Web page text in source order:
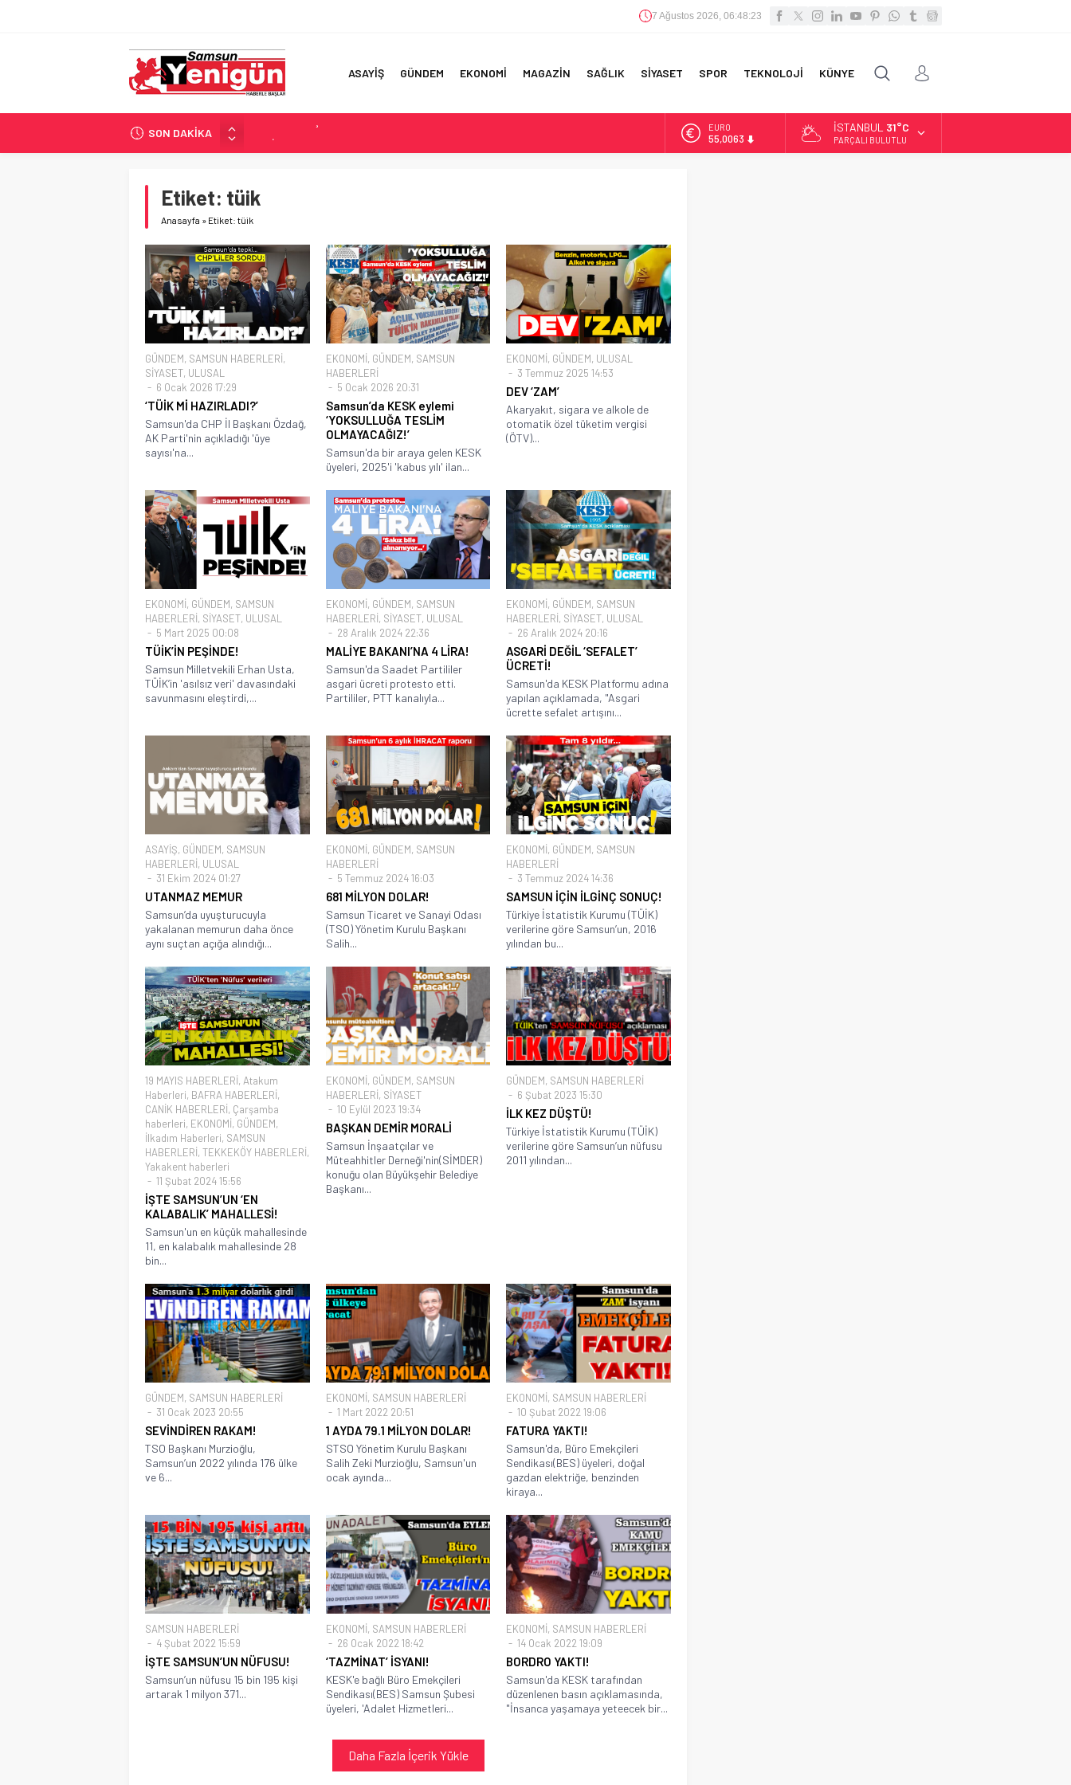
7 Ağustos 2026, 06:48:24
ASAYİŞ GÜNDEM EKONOMİ MAGAZİN SAĞLIK SİYASET SPOR TEKNOLOJİ KÜNYE
SON DAKİKA
SAMSUNSPOR’DA HEDEF 5’İNCİLİK!
İŞTE FINDIK FİYATI!
YÖNETİCİ SEÇERKEN YAPILAN EN BÜYÜK HATALAR
EURO
55,0063
İSTANBUL 31°C
PARÇALI BULUTLU
Etiket: tüik
Anasayfa » Etiket: tüik
GÜNDEM, SAMSUN HABERLERİ,
SİYASET, ULUSAL
6 Ocak 2026 17:29
‘TÜİK Mİ HAZIRLADI?’
Samsun'da CHP İl Başkanı Özdağ,
AK Parti'nin açıkladığı 'üye
sayısı'na...
EKONOMİ, GÜNDEM, SAMSUN
HABERLERİ
5 Ocak 2026 20:31
Samsun’da KESK eylemi
‘YOKSULLUĞA TESLİM
OLMAYACAĞIZ!’
Samsun'da bir araya gelen KESK
üyeleri, 2025'i 'kabus yılı' ilan...
EKONOMİ, GÜNDEM, ULUSAL
3 Temmuz 2025 14:53
DEV ‘ZAM’
Akaryakıt, sigara ve alkole de
otomatik özel tüketim vergisi
(ÖTV)...
EKONOMİ, GÜNDEM, SAMSUN
HABERLERİ, SİYASET, ULUSAL
5 Mart 2025 00:08
TÜİK’İN PEŞİNDE!
Samsun Milletvekili Erhan Usta,
TÜİK’in 'asılsız veri' davasındaki
savunmasını eleştirdi,...
EKONOMİ, GÜNDEM, SAMSUN
HABERLERİ, SİYASET, ULUSAL
28 Aralık 2024 22:36
MALİYE BAKANI’NA 4 LİRA!
Samsun'da Saadet Partililer
asgari ücreti protesto etti.
Partililer, PTT kanalıyla...
EKONOMİ, GÜNDEM, SAMSUN
HABERLERİ, SİYASET, ULUSAL
26 Aralık 2024 20:16
ASGARİ DEĞİL ‘SEFALET’
ÜCRETİ!
Samsun'da KESK Platformu adına
yapılan açıklamada, "Asgari
ücrette sefalet artışını...
ASAYİŞ, GÜNDEM, SAMSUN
HABERLERİ, ULUSAL
31 Ekim 2024 01:27
UTANMAZ MEMUR
Samsun’da uyuşturucuyla
yakalanan memurun daha önce
aynı suçtan açığa alındığı...
EKONOMİ, GÜNDEM, SAMSUN
HABERLERİ
5 Temmuz 2024 16:03
681 MİLYON DOLAR!
Samsun Ticaret ve Sanayi Odası
(TSO) Yönetim Kurulu Başkanı
Salih...
EKONOMİ, GÜNDEM, SAMSUN
HABERLERİ
3 Temmuz 2024 14:36
SAMSUN İÇİN İLGİNÇ SONUÇ!
Türkiye İstatistik Kurumu (TÜİK)
verilerine göre Samsun’un, 2016
yılından bu...
19 MAYIS HABERLERİ, Atakum
Haberleri, BAFRA HABERLERİ,
CANİK HABERLERİ, Çarşamba
haberleri, EKONOMİ, GÜNDEM,
İlkadım Haberleri, SAMSUN
HABERLERİ, TEKKEKÖY HABERLERİ,
Yakakent haberleri
11 Şubat 2024 15:56
İŞTE SAMSUN’UN ‘EN
KALABALIK’ MAHALLESİ!
Samsun'un en küçük mahallesinde
11, en kalabalık mahallesinde 28
bin...
EKONOMİ, GÜNDEM, SAMSUN
HABERLERİ, SİYASET
10 Eylül 2023 19:34
BAŞKAN DEMİR MORALİ
Samsun İnşaatçılar ve
Müteahhitler Derneği'nin(SİMDER)
konuğu olan Büyükşehir Belediye
Başkanı...
GÜNDEM, SAMSUN HABERLERİ
6 Şubat 2023 15:30
İLK KEZ DÜŞTÜ!
Türkiye İstatistik Kurumu (TÜİK)
verilerine göre Samsun’un nüfusu
2011 yılından...
GÜNDEM, SAMSUN HABERLERİ
31 Ocak 2023 20:55
SEVİNDİREN RAKAM!
TSO Başkanı Murzioğlu,
Samsun’un 2022 yılında 176 ülke
ve 6...
EKONOMİ, SAMSUN HABERLERİ
1 Mart 2022 20:51
1 AYDA 79.1 MİLYON DOLAR!
STSO Yönetim Kurulu Başkanı
Salih Zeki Murzioğlu, Samsun'un
ocak ayında...
EKONOMİ, SAMSUN HABERLERİ
10 Şubat 2022 19:06
FATURA YAKTI!
Samsun'da, Büro Emekçileri
Sendikası(BES) üyeleri, doğal
gazdan elektriğe, benzinden
kiraya...
SAMSUN HABERLERİ
4 Şubat 2022 15:59
İŞTE SAMSUN’UN NÜFUSU!
Samsun’un nüfusu 15 bin 195 kişi
artarak 1 milyon 371...
EKONOMİ, SAMSUN HABERLERİ
26 Ocak 2022 18:42
‘TAZMİNAT’ İSYANI!
KESK'e bağlı Büro Emekçileri
Sendikası(BES) Samsun Şubesi
üyeleri, 'Adalet Hizmetleri...
EKONOMİ, SAMSUN HABERLERİ
14 Ocak 2022 19:09
BORDRO YAKTI!
Samsun'da KESK tarafından
düzenlenen basın açıklamasında,
"İnsanca yaşamaya yeteecek bir...
Daha Fazla İçerik Yükle